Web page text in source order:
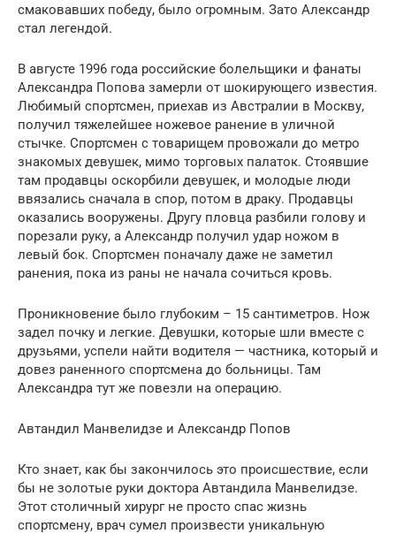
смаковавших победу, было огромным. Зато Александр
стал легендой.
В августе 1996 года российские болельщики и фанаты
Александра Попова замерли от шокирующего известия.
Любимый спортсмен, приехав из Австралии в Москву,
получил тяжелейшее ножевое ранение в уличной
стычке. Спортсмен с товарищем провожали до метро
знакомых девушек, мимо торговых палаток. Стоявшие
там продавцы оскорбили девушек, и молодые люди
ввязались сначала в спор, потом в драку. Продавцы
оказались вооружены. Другу пловца разбили голову и
порезали руку, а Александр получил удар ножом в
левый бок. Спортсмен поначалу даже не заметил
ранения, пока из раны не начала сочиться кровь.
Проникновение было глубоким – 15 сантиметров. Нож
задел почку и легкие. Девушки, которые шли вместе с
друзьями, успели найти водителя — частника, который и
довез раненного спортсмена до больницы. Там
Александра тут же повезли на операцию.
Автандил Манвелидзе и Александр Попов
Кто знает, как бы закончилось это происшествие, если
бы не золотые руки доктора Автандила Манвелидзе.
Этот столичный хирург не просто спас жизнь
спортсмену, врач сумел произвести уникальную